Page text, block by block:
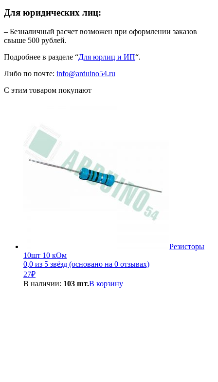
Для юридических лиц:
– Безналичный расчет возможен при оформлении заказов
свыше 500 рублей.
Подробнее в разделе “Для юрлиц и ИП“.
Либо по почте: info@arduino54.ru
С этим товаром покупают
Резисторы
10шт 10 кОм
0,0 из 5 звёзд (основано на 0 отзывах)
27₽
В наличии: 103 шт.В корзину